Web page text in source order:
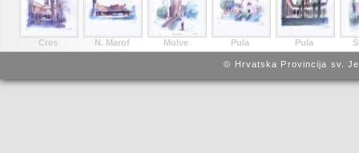
Cres N. Marof Molve Pula Pula
© Hrvatska Provincija sv.